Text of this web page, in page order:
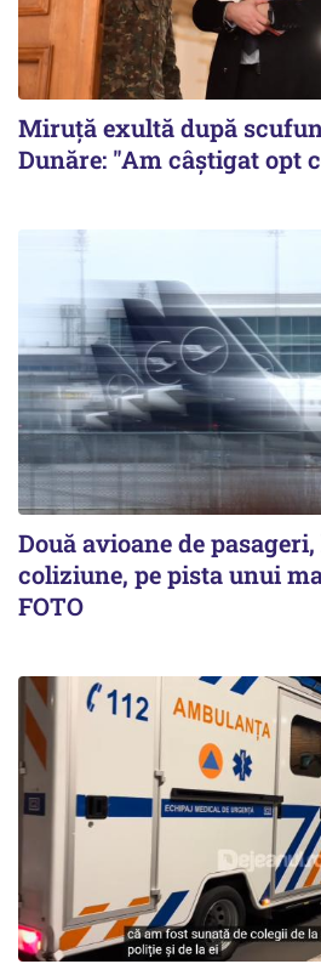
Miruță exultă după
Dunăre: "Am câștigat opt
Două avioane de
coliziune, pe pista unui
FOTO